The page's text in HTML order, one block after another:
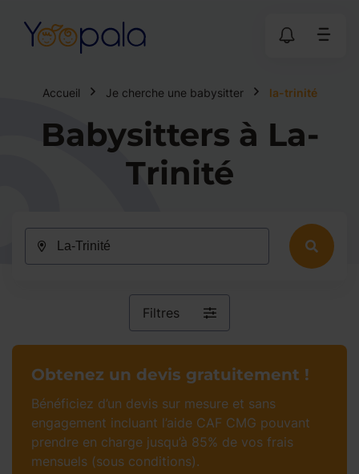
Accueil Je cherche une babysitter la-trinité
Babysitters à La-
Trinité
Filtres
Obtenez un devis gratuitement !
Bénéficiez d’un devis sur mesure et sans
engagement incluant l’aide CAF CMG pouvant
prendre en charge jusqu’à 85% de vos frais
mensuels (sous conditions).